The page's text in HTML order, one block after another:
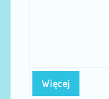
Więcej